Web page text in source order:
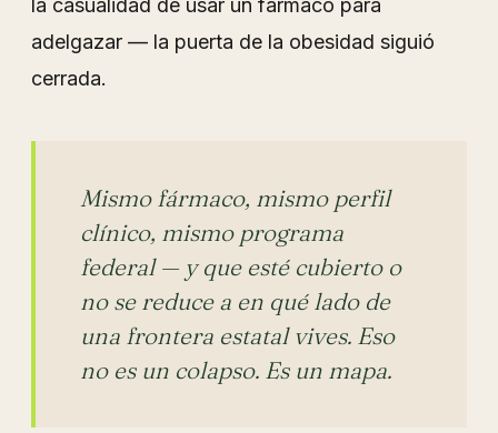
la casualidad de usar un fármaco para
adelgazar — la puerta de la obesidad siguió
cerrada.
Mismo fármaco, mismo perfil
clínico, mismo programa
federal — y que esté cubierto o
no se reduce a en qué lado de
una frontera estatal vives. Eso
no es un colapso. Es un mapa.